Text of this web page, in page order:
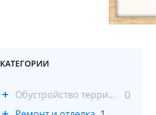
КАТЕГОРИИ
Обустройство территории 0